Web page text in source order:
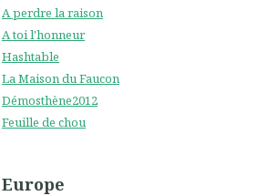
A perdre la raison
A toi l'honneur
Hashtable
La Maison du Faucon
Démosthène2012
Feuille de chou
Europe